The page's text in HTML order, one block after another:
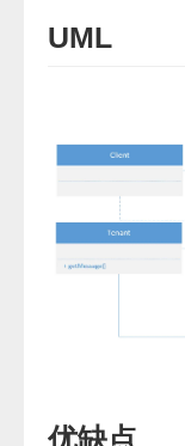
UML
优缺点